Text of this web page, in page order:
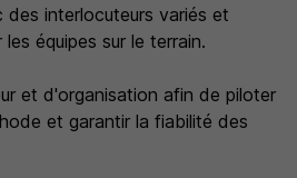
des interlocuteurs variés et
équipes sur le terrain.
et d'organisation afin de piloter
et garantir la fiabilité des